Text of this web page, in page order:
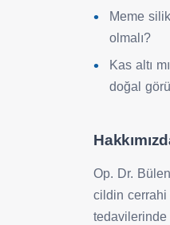
Meme
olmalı?
Kas altı
doğal
Op. Dr.
cildin cerrahi
tedavilerinde